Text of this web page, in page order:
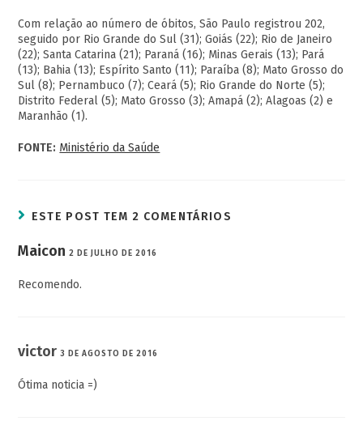
Com relação ao número de óbitos, São Paulo registrou 202,
seguido por Rio Grande do Sul (31); Goiás (22); Rio de Janeiro
(22); Santa Catarina (21); Paraná (16); Minas Gerais (13); Pará
(13); Bahia (13); Espírito Santo (11); Paraíba (8); Mato Grosso do
Sul (8); Pernambuco (7); Ceará (5); Rio Grande do Norte (5);
Distrito Federal (5); Mato Grosso (3); Amapá (2); Alagoas (2) e
Maranhão (1).
FONTE: Ministério da Saúde
ESTE POST TEM 2 COMENTÁRIOS
Maicon 2 DE JULHO DE 2016
Recomendo.
victor3 DE AGOSTO DE 2016
Ótima noticia =)